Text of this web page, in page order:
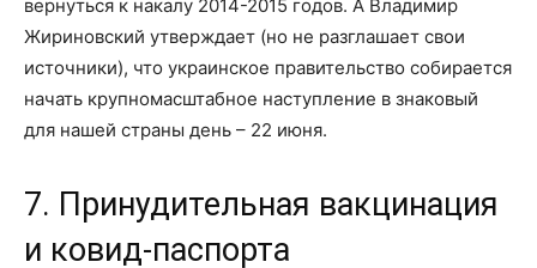
вернуться к накалу 2014-2015 годов. А Владимир
Жириновский утверждает (но не разглашает свои
источники), что украинское правительство собирается
начать крупномасштабное наступление в знаковый
для нашей страны день – 22 июня.
7. Принудительная вакцинация
и ковид-паспорта